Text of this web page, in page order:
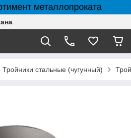
металлопроката
Тройники стальные (чугунный)